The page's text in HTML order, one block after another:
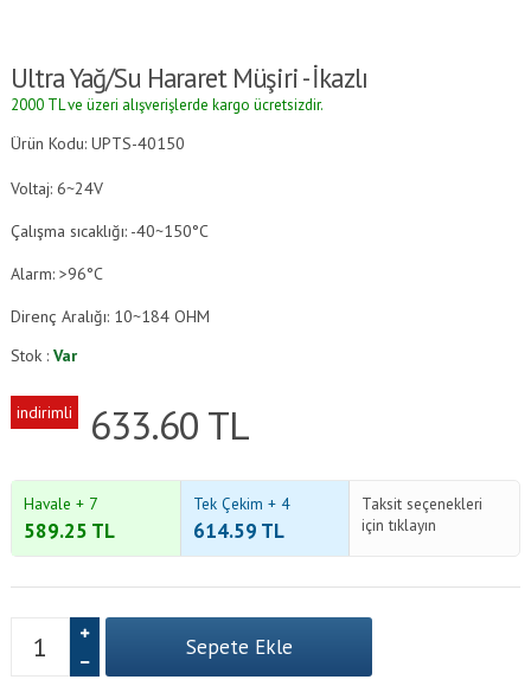
Ultra Yağ/Su Hararet Müşiri - İkazlı
2000 TL ve üzeri alışverişlerde kargo ücretsizdir.
Ürün Kodu: UPTS-40150
Voltaj: 6~24V
Çalışma sıcaklığı: -40~150°C
Alarm: >96°C
Direnç Aralığı: 10~184 OHM
Stok :Var
indirimli 633.60 TL
Havale + 7
589.25 TL
Tek Çekim + 4
614.59 TL
Taksit seçenekleri
için tıklayın